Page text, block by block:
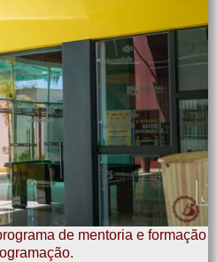
de mentoria e formação